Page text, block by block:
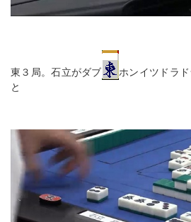
東３局。石立がダブ
ホンイツドラ
と